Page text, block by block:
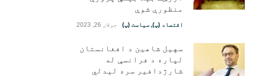
منظورې شوې
اقتصاد (پ), سیاست (پ) جولای 26, 2023
سهیل شاهین د افغانستان
لپاره د فرانسې له
شارژدافیر سره لیدلي